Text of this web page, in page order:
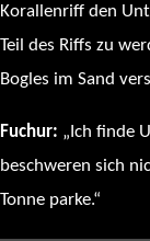
Korallenriff den
Teil des Riffs zu
Bogles im Sand
Fuchur: „Ich finde
beschweren sich
Tonne parke.“